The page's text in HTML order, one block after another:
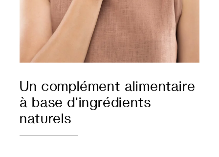
Un complément alimentaire
à base d'ingrédients
naturels